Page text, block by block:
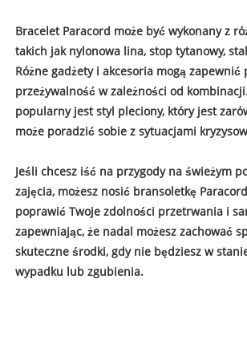
Bracelet Paracord może być wykonany z
takich jak nylonowa lina, stop tytanowy,
Różne gadżety i akcesoria mogą zapewnić
przeżywalność w zależności od
popularny jest styl pleciony, który jest
może poradzić sobie z sytuacjami
Jeśli chcesz iść na przygody na świeżym
zajęcia, możesz nosić bransoletkę
poprawić Twoje zdolności przetrwania i
zapewniając, że nadal możesz zachować
skuteczne środki, gdy nie będziesz w
wypadku lub zgubienia.